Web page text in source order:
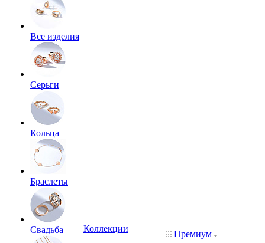
Все изделия
Серьги
Кольца
Браслеты
Свадьба
Коллекции
Премиум